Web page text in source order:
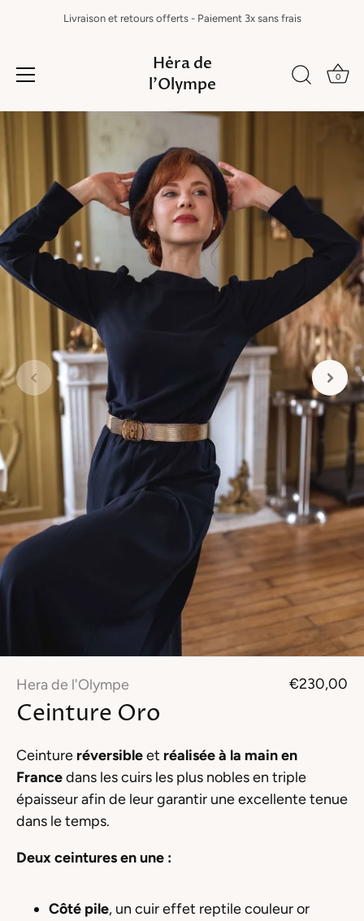
Livraison et retours offerts - Paiement 3x sans frais
Hėra de
l'Olympe
0
Hera de l'Olympe €230,00
Ceinture Oro
Ceinture réversibleet réalisée à la main en
Francedans les cuirs les plus nobles en triple
épaisseur afin de leur garantir une excellente tenue
dans le temps.
Deux ceinturesen une :
Côté pile, un cuir effet reptile couleur or